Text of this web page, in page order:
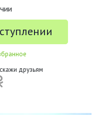
друзьям